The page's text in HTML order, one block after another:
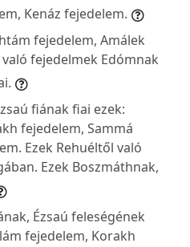
Kenáz fejedelem.
fejedelem, Amálek
fejedelmek Edómnak
fiának fiai ezek:
fejedelem, Sammá
Ezek Rehuéltől való
Ezek Boszmáthnak,
Ézsaú feleségének
fejedelem, Korakh